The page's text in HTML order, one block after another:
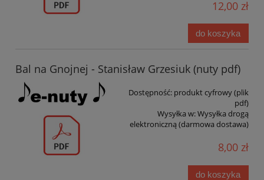
12,00 zł
do koszyka
Bal na Gnojnej - Stanisław Grzesiuk (nuty pdf)
Dostępność: produkt cyfrowy (plik
pdf)
Wysyłka w:Wysyłka drogą
elektroniczną (darmowa dostawa)
8,00 zł
do koszyka